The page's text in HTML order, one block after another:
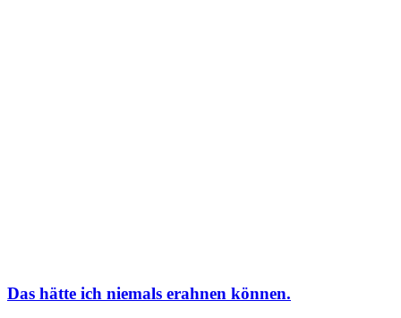
Das hätte ich niemals erahnen können.